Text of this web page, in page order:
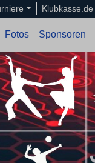
Klubkasse.de
Fotos Sponsoren